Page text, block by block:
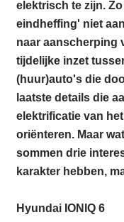
elektrisch te zijn.
eindheffing' niet
naar aanscherping
tijdelijke inzet
(huur)auto's die
laatste details die
elektrificatie van
oriënteren. Maar
sommen drie
karakter hebben,
Hyundai IONIQ 6